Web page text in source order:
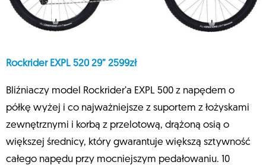
Rockrider EXPL 520 29” 2599zł
Bliźniaczy model Rockrider’a EXPL 500 z napędem o
półkę wyżej i co najważniejsze z suportem z łożyskami
zewnętrznymi i korbą z przelotową, drążoną osią o
większej średnicy, który gwarantuje większą sztywność
całego napędu przy mocniejszym pedałowaniu. 10